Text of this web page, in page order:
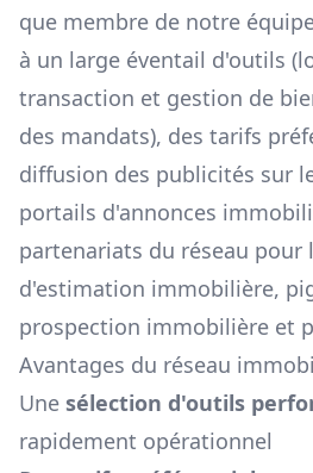
que membre de notre
à un large éventail d'outils
transaction et gestion de
des mandats), des tarifs
diffusion des publicités sur
portails d'annonces
partenariats du réseau pour
d'estimation immobilière,
prospection immobilière et
Avantages du réseau
Une sélection d'outils
rapidement opérationnel